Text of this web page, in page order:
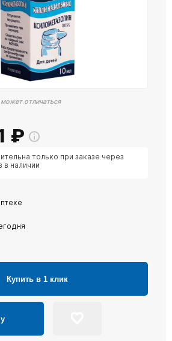
отличаться
₽
только при заказе через
в наличии
Купить в 1 клик